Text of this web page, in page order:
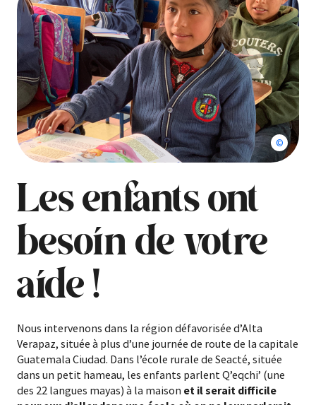
©
Les enfants ont
besoin de votre
aide !
Nous intervenons dans la région défavorisée d’Alta
Verapaz, située à plus d’une journée de route de la capitale
Guatemala Ciudad. Dans l’école rurale de Seacté, située
dans un petit hameau, les enfants parlent Q’eqchi’ (une
des 22 langues mayas) à la maison et il serait difficile